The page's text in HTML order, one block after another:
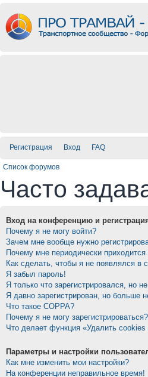
Регистрация Вход FAQ
Список форумов
Часто
Вход на конференцию и
Почему я не могу войти?
Зачем мне вообще нужно
Почему мне периодически
Как сделать, чтобы я не появлялся в
Я забыл пароль!
Я только что зарегистрировался, но
Я давно зарегистрирован, но больше
Что такое COPPA?
Почему я не могу зарегистрироваться?
Что делает функция «Удалить
Параметры и настройки
Как мне изменить мои настройки?
На конференции неправильное время!